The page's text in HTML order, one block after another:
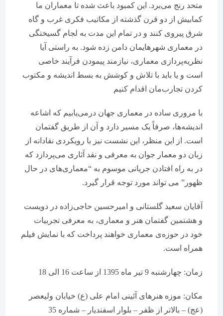
متحد رنج می‌برد. این کمبود باعث شده تا معماران ما
کمابیش از دو قرن گذشته از مکاتیب فکری غرب و گاه
شرق پیروی کنند و در تمام این مدت به لجام گسیختگی
در معماری شهرهایمان دامن زده شود. به راستی آیا
نظریه‌پردازی معماری، نیازمند پیمودن فرآیند خاصی
است و یا باید با تلاش و کوشش به بسط اندیشه و مکتوب
کردن تجارب‌مان اقدام کنیم
با مروری ساده در معماری جهان درمی‌یابیم که اشاعه
اندیشه‌ها، صرفاً یک مسیر دارد و آن از طریق گفتمان
است. از این منظر، این نشست نیز با رویکردی نقادانه از
زبان دو معمار جوان به معرفی و نقد آثاری می‌پردازد که
در به راه افتادن جریانی موسوم به “معماری‌های در حال
ظهور” می تواند مورد توجه قرار گیرد.
آقایان سعید گلستانی و امیرحسین حاجی‌زاده در دویست
و هشتمین گفتمان هنر و معماری، به معرفی تجربیات
خود در حوزه‌ی معماری‌ خواهند پرداخت که با نمایش فیلم
همراه است.
زمان: چهارشنبه 9 تیر ماه 1395 از ساعت 16 الی 18
مکان: موزه هنرهای آئینی امام علی (ع) خیابان ولیعصر
(عج) – بالاتر از ظفر – بلوار اسفندیار – شماره 35